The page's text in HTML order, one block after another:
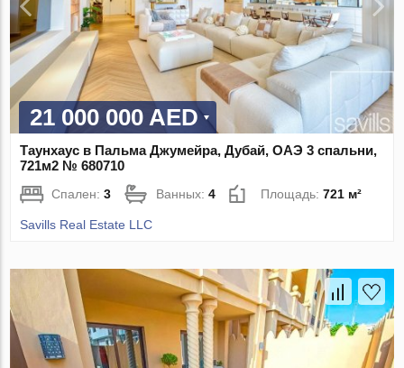
21 000 000 AED
Таунхаус в Пальма Джумейра, Дубай, ОАЭ 3 спальни,
721м2 № 680710
Спален:3 Ванных:4 Площадь:721 м²
Savills Real Estate LLC